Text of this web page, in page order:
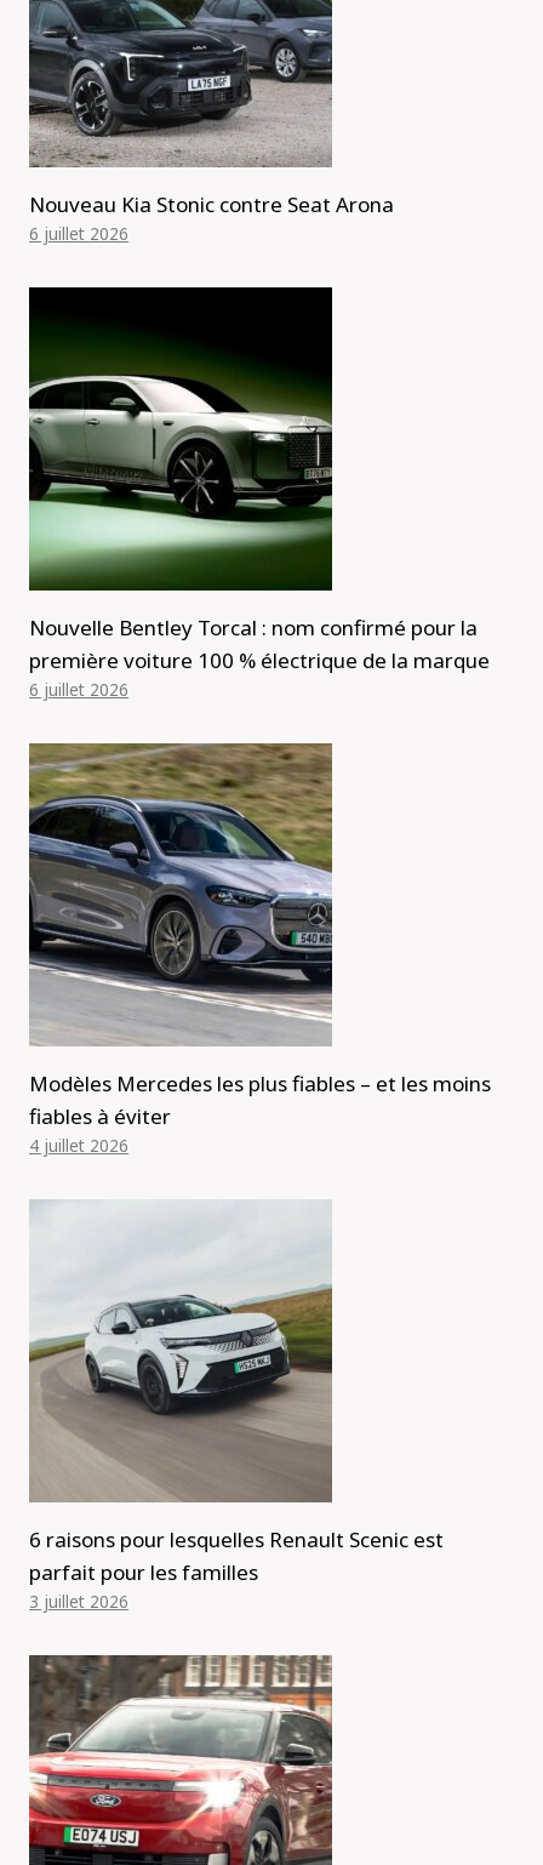
Nouveau Kia Stonic contre Seat Arona
6 juillet 2026
Nouvelle Bentley Torcal : nom confirmé pour la
première voiture 100 % électrique de la marque
6 juillet 2026
Modèles Mercedes les plus fiables – et les moins
fiables à éviter
4 juillet 2026
6 raisons pour lesquelles Renault Scenic est
parfait pour les familles
3 juillet 2026